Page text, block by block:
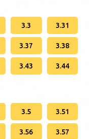
3.3 3.31
3.37 3.38
3.43 3.44
3.5 3.51
3.56 3.57